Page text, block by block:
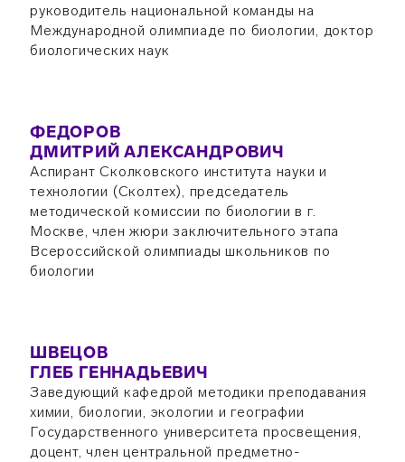
руководитель национальной команды на
Международной олимпиаде по биологии, доктор
биологических наук
ФЕДОРОВ
ДМИТРИЙ АЛЕКСАНДРОВИЧ
Аспирант Сколковского института науки и
технологии (Сколтех), председатель
методической комиссии по биологии в г.
Москве, член жюри заключительного этапа
Всероссийской олимпиады школьников по
биологии
ШВЕЦОВ
ГЛЕБ ГЕННАДЬЕВИЧ
Заведующий кафедрой методики преподавания
химии, биологии, экологии и географии
Государственного университета просвещения,
доцент, член центральной предметно-